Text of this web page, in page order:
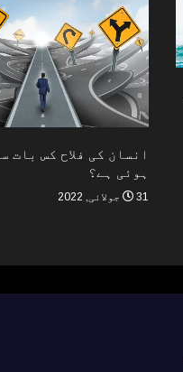
انسان کی فلاح کس بات
ہوئی ہے؟
31 جولائی, 2022